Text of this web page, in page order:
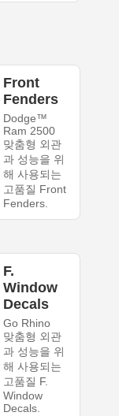
Front
Fenders
Dodge™
Ram 2500
맞춤형 외관
과 성능을 위
해 사용되는
고품질 Front
Fenders.
F.
Window
Decals
Go Rhino
맞춤형 외관
과 성능을 위
해 사용되는
고품질 F.
Window
Decals.